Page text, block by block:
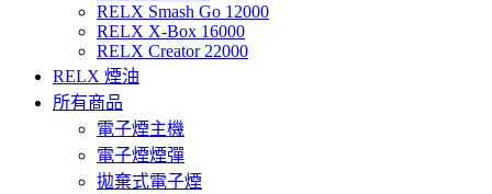
RELX Smash Go 12000
RELX X-Box 16000
RELX Creator 22000
RELX 煙油
所有商品
電子煙主機
電子煙煙彈
拋棄式電子煙